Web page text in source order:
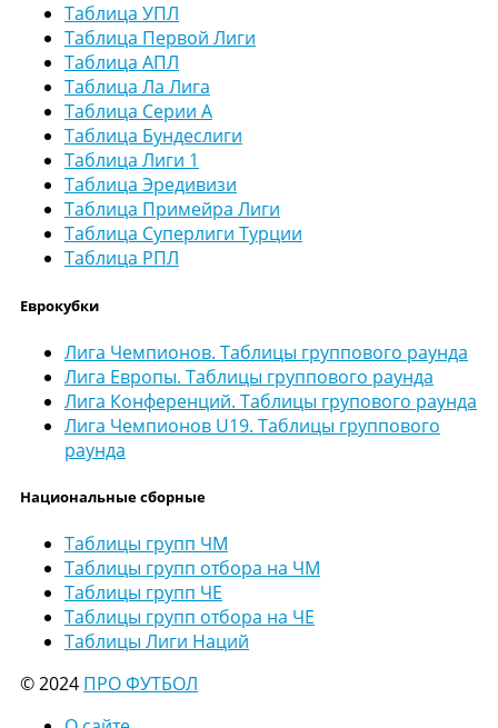
Таблица УПЛ
Таблица Первой Лиги
Таблица АПЛ
Таблица Ла Лига
Таблица Серии А
Таблица Бундеслиги
Таблица Лиги 1
Таблица Эредивизи
Таблица Примейра Лиги
Таблица Суперлиги Турции
Таблица РПЛ
Еврокубки
Лига Чемпионов. Таблицы группового раунда
Лига Европы. Таблицы группового раунда
Лига Конференций. Таблицы групового раунда
Лига Чемпионов U19. Таблицы группового
раунда
Национальные сборные
Таблицы групп ЧМ
Таблицы групп отбора на ЧМ
Таблицы групп ЧЕ
Таблицы групп отбора на ЧЕ
Таблицы Лиги Наций
© 2024 ПРО ФУТБОЛ